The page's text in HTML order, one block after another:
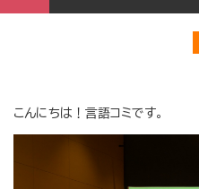
こんにちは！言語コミです。